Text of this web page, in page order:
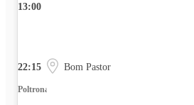
13:00
22:15 Bom Pastor
Poltrona